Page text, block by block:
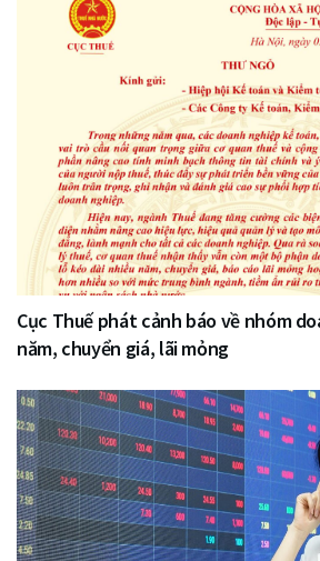
Cục Thuế phát cảnh báo về nhóm
năm, chuyển giá, lãi mỏng